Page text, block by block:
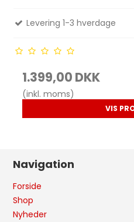
Levering 1-3 hverdage
1.399,00 DKK
(inkl. moms)
VIS
Navigation
Forside
Shop
Nyheder